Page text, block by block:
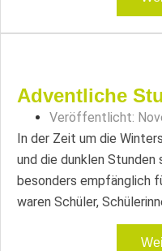
Adventliche
Veröffentlicht:
In der Zeit um die
und die dunklen Stunden
besonders empfänglich
waren Schüler,